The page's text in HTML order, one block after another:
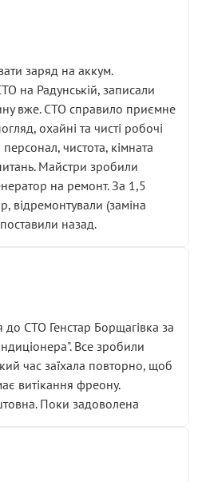
заряд на аккум.
на Радунській, записали
вже. СТО справило приємне
охайні та чисті робочі
чистота, кімната
Майстри зробили
на ремонт. За 1,5
відремонтували (заміна
назад.
СТО Генстар Борщагівка за
Все зробили
час заїхала повторно, щоб
витікання фреону.
Поки задоволена